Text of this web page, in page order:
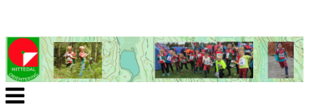
Veksle
navigasjon